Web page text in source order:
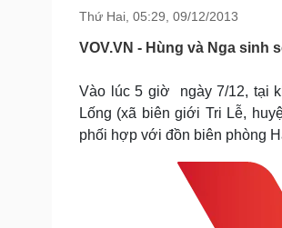
Pháp luật
Tin nóng
Tư vấn luật
Dinh dưỡng - món ngon
Thứ Hai, 05:29, 09/12/2013
VOV.VN - Hùng và Nga
Vào lúc 5 giờ ngày 7/12, tại
Lống (xã biên giới Tri Lễ,
phối hợp với đồn biên phòng